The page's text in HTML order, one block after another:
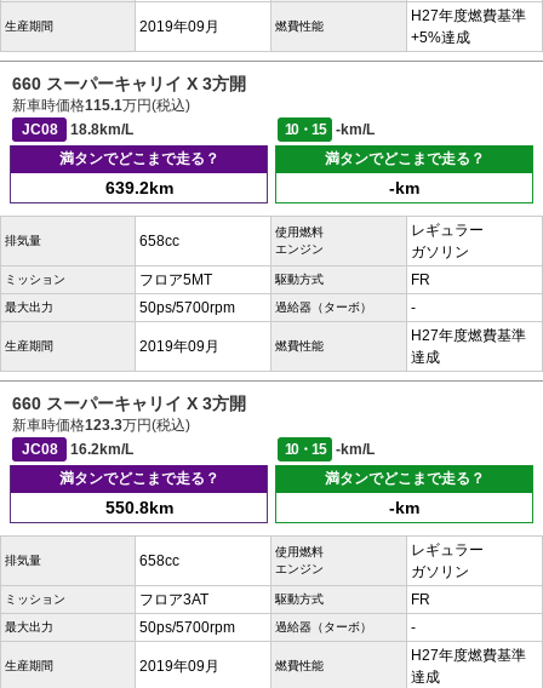
生産期間 2019年09月 燃費性能
H27年度燃費基準
+5%達成
660 スーパーキャリイ X 3方開
新車時価格115.1万円(税込)
JC08
18.8km/L 10・15
-km/L
満タンでどこまで走る？
639.2km
満タンでどこまで走る？
-km
排気量 658cc
使用燃料
エンジン
レギュラー
ガソリン
ミッション フロア5MT 駆動方式 FR
最大出力 50ps/5700rpm 過給器（ターボ） -
生産期間 2019年09月 燃費性能
H27年度燃費基準
達成
660 スーパーキャリイ X 3方開
新車時価格123.3万円(税込)
JC08
16.2km/L 10・15
-km/L
満タンでどこまで走る？
550.8km
満タンでどこまで走る？
-km
排気量 658cc
使用燃料
エンジン
レギュラー
ガソリン
ミッション フロア3AT 駆動方式 FR
最大出力 50ps/5700rpm 過給器（ターボ） -
生産期間 2019年09月 燃費性能
H27年度燃費基準
達成